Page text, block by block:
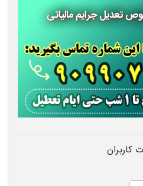
تعدیل جرایم مالیاتی
کاربران